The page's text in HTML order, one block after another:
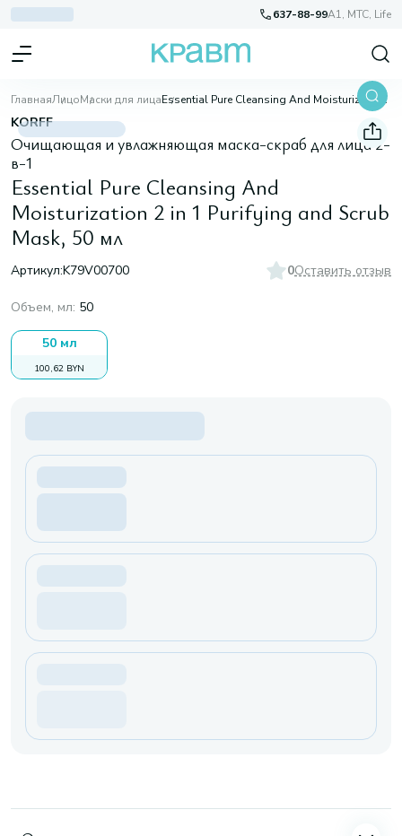
637-88-99A1, МТС, Life
ГлавнаяЛицоМаски для лица Essential Pure Cleansing And Moisturization 2 in 1 Purifying and Scrub Mask, 50 мл
KORFF
Очищающая и увлажняющая маска-скраб для лица 2-
в-1
Essential Pure Cleansing And
Moisturization 2 in 1 Purifying and Scrub
Mask, 50 мл
Артикул:K79V00700 0Оставить отзыв
Объем, мл: 50
50 мл
100,62 BYN